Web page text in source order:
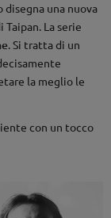
una nuova
La serie
. Si tratta di un
la meglio le
con un tocco